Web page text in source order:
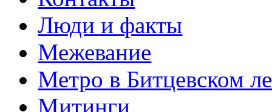
Люди и факты
Межевание
Метро в Битцевском
Митинги